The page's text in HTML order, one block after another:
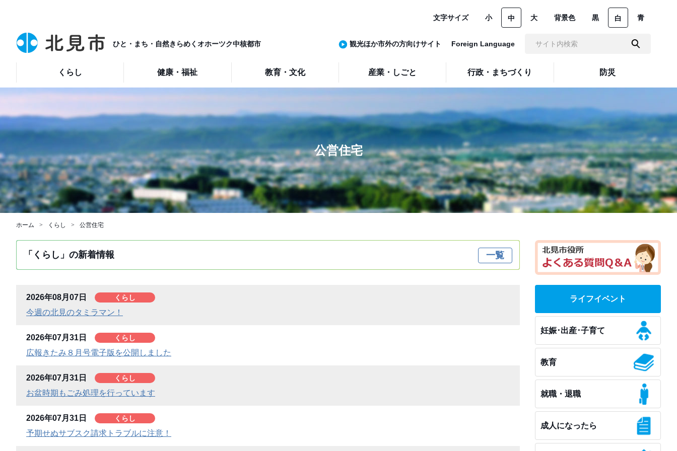
ひと・まち・自然きらめくオホーツク中核都市
くらし 健康・福祉 教育・文化 産業・しごと 行政・まちづくり 防災
文字サイズ 小 中 大 背景色 黒 白 青
観光ほか市外の方向けサイト Foreign Language
公営住宅
ホーム くらし 公営住宅
「くらし」の新着情報 一覧
2026年08月07日 くらし
今週の北見のタミラマン！
2026年07月31日 くらし
広報きたみ８月号電子版を公開しました
2026年07月31日 くらし
お盆時期もごみ処理を行っています
2026年07月31日 くらし
予期せぬサブスク請求トラブルに注意！
ライフイベント
妊娠･出産･子育て
教育
就職・退職
成人になったら